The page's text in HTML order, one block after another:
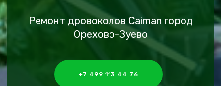
Ремонт дровоколов Caiman город
Орехово-Зуево
+7 499 113 44 76